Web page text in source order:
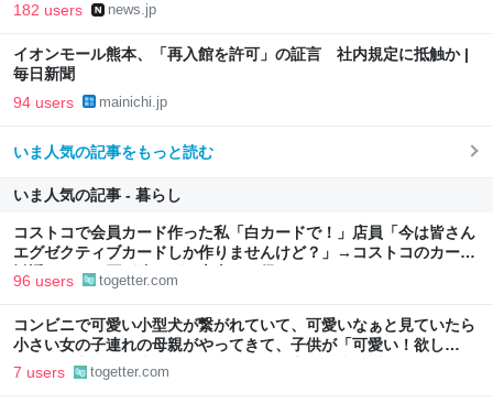
182 users news.jp
イオンモール熊本、「再入館を許可」の証言 社内規定に抵触か |
毎日新聞
94 users mainichi.jp
いま人気の記事をもっと読む
いま人気の記事 - 暮らし
コストコで会員カード作った私「白カードで！」店員「今は皆さん
エグゼクティブカードしか作りませんけど？」→コストコのカード
勧誘はやたら圧が強いが、本当にお得なの？
96 users togetter.com
コンビニで可愛い小型犬が繋がれていて、可愛いなぁと見ていたら
小さい女の子連れの母親がやってきて、子供が「可愛い！欲し
い！」と言うと「連れて帰ろうか？」と言って犬に近づいて行った
7 users togetter.com